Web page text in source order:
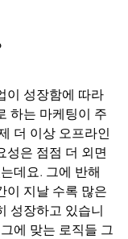
이 성장함에 따라
하는 마케팅이 주
더 이상 오프라인
성은 점점 더 외면
데요. 그에 반해
이 지날 수록 많은
성장하고 있습니
에 맞는 로직들 그